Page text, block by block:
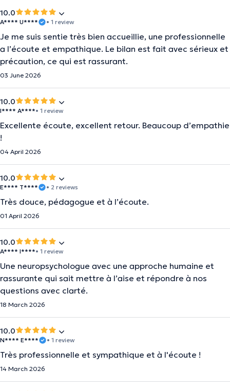
10.0
A**** U**** • 1 review
Je me suis sentie très bien accueillie, une professionnelle
a l’écoute et empathique. Le bilan est fait avec sérieux et
précaution, ce qui est rassurant.
03 June 2026
10.0
I**** A****• 1 review
Excellente écoute, excellent retour. Beaucoup d’empathie
!
04 April 2026
10.0
E**** T**** • 2 reviews
Très douce, pédagogue et à l’écoute.
01 April 2026
10.0
A**** I****• 1 review
Une neuropsychologue avec une approche humaine et
rassurante qui sait mettre à l’aise et répondre à nos
questions avec clarté.
18 March 2026
10.0
N**** E**** • 1 review
Très professionnelle et sympathique et à l'écoute !
14 March 2026